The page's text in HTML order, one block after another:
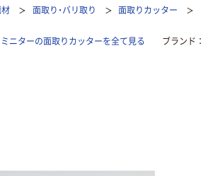
材 面取り・バリ取り 面取りカッター
ミニターの面取りカッターを全て見る ブランド